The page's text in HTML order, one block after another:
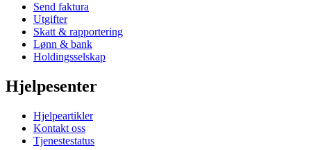
Send faktura
Utgifter
Skatt & rapportering
Lønn & bank
Holdingsselskap
Hjelpesenter
Hjelpeartikler
Kontakt oss
Tjenestestatus